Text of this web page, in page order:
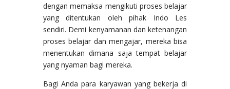
dengan memaksa mengikuti proses belajar
yang ditentukan oleh pihak Indo Les
sendiri. Demi kenyamanan dan ketenangan
proses belajar dan mengajar, mereka bisa
menentukan dimana saja tempat belajar
yang nyaman bagi mereka.
Bagi Anda para karyawan yang bekerja di